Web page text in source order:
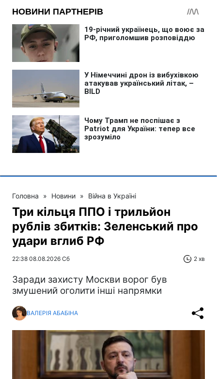
Головна » Новини » Війна в Україні
Три кільця ППО і трильйон
рублів збитків: Зеленський про
удари вглиб РФ
22:38 08.08.2026 Сб 2 хв
Заради захисту Москви ворог був
змушений оголити інші напрямки
ВАЛЕРІЯ АБАБІНА